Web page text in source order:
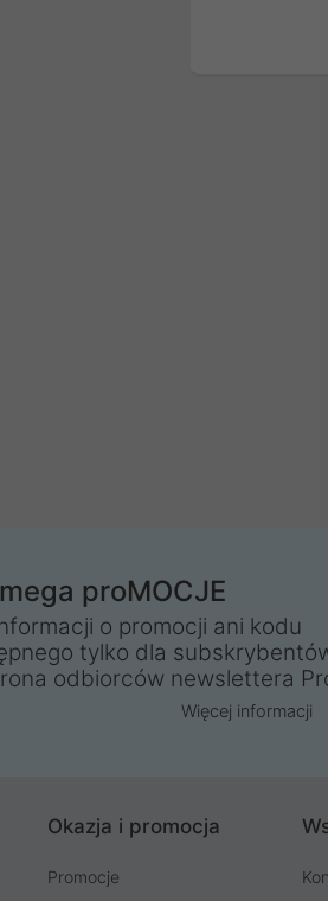
proMOCJE
o promocji ani kodu
tylko dla
odbiorców newslettera
Więcej informacji
Okazja i promocja
Promocje